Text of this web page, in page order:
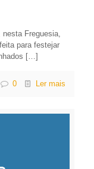
Freguesia,
para festejar
[…]
0 Ler mais